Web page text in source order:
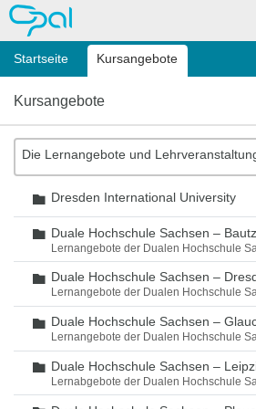
OPAL
Startseite Kursangebote
Kursangebote
Die Lernangebote und
Ordner
Dresden International University
Ordner
Duale Hochschule Sachsen –
Lernangebote der Dualen Hochschule
Ordner
Duale Hochschule Sachsen –
Lernangebote der Dualen Hochschule
Ordner
Duale Hochschule Sachsen –
Lernangebote der Dualen Hochschule
Ordner
Duale Hochschule Sachsen –
Lernabgebote der Dualen Hochschule